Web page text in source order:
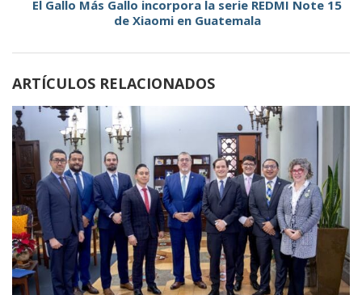
El Gallo Más Gallo incorpora la serie REDMI Note 15
de Xiaomi en Guatemala
ARTÍCULOS RELACIONADOS